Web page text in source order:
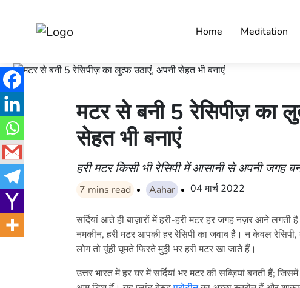
Home Meditation
मटर से बनी 5 रेसिपीज़ का
सेहत भी बनाएं
हरी मटर किसी भी रेसिपी में आसानी से अपनी जगह
7 mins read Aahar 04 मार्च 2022
सर्दियां आते ही बाज़ारों में हरी-हरी मटर हर जगह नज़र आने लगती
नमकीन, हरी मटर आपकी हर रेसिपी का जवाब है। न केवल
लोग तो यूंही घूमते फिरते मुठ्ठी भर हरी मटर खा जाते हैं।
उत्तर भारत में हर घर में सर्दियां भर मटर की सब्ज़ियां बनती हैं;